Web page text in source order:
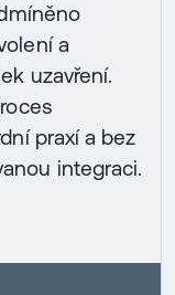
a
uzavření.
praxí a bez
integraci.